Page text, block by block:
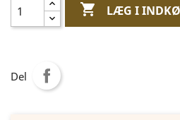
 LÆG I
Del